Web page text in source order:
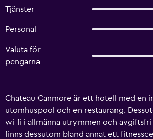
Tjänster
Personal
Valuta för
pengarna
Chateau Canmore är ett hotell med en
utomhuspool och en restaurang.
wi-fi i allmänna utrymmen och avgiftsfri
finns dessutom bland annat ett